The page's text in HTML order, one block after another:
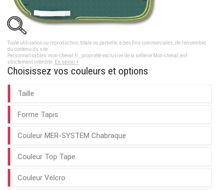
Toute utilisation ou reproduction, totale ou partielle, à des fins commerciales, de l'ensemble
du contenu du site
Personnalisables.mon-cheval.fr , propriété exclusive de la sellerie Mon-cheval, est
strictement interdite.
En savoir +
Choisissez vos couleurs et options
Taille
Forme Tapis
Couleur MER-SYSTEM Chabraque
Couleur Top Tape
Couleur Velcro